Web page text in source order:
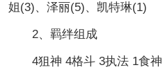
姐(3)、泽丽(5)、凯特琳(1)
2、羁绊组成
4狙神 4格斗 3执法 1食神